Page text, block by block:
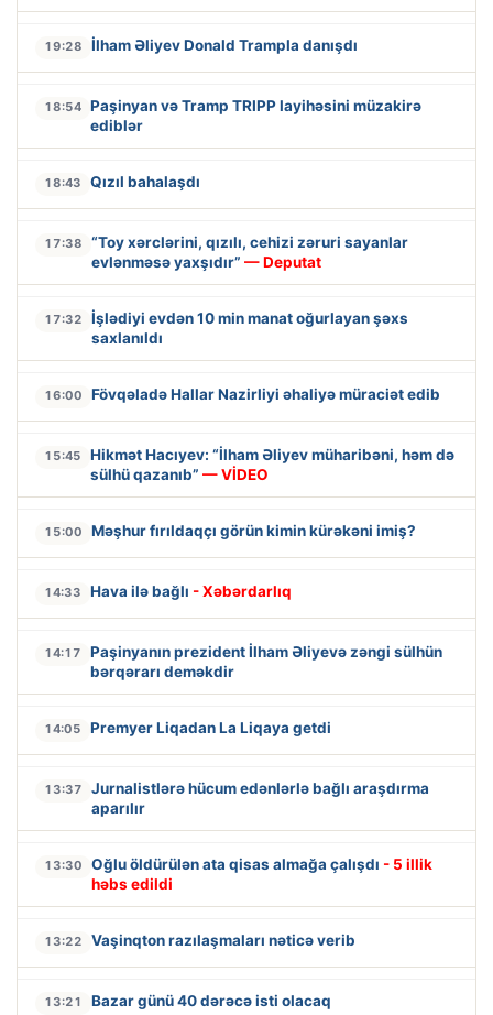
19:28 İlham Əliyev Donald Trampla danışdı
18:54 Paşinyan və Tramp TRIPP layihəsini müzakirə
ediblər
18:43 Qızıl bahalaşdı
17:38
“Toy xərclərini, qızılı, cehizi zəruri sayanlar
evlənməsə yaxşıdır” — Deputat
17:32
İşlədiyi evdən 10 min manat oğurlayan şəxs
saxlanıldı
16:00 Fövqəladə Hallar Nazirliyi əhaliyə müraciət edib
15:45
Hikmət Hacıyev: “İlham Əliyev müharibəni, həm də
sülhü qazanıb” — VİDEO
15:00 Məşhur fırıldaqçı görün kimin kürəkəni imiş?
14:33 Hava ilə bağlı - Xəbərdarlıq
14:17
Paşinyanın prezident İlham Əliyevə zəngi sülhün
bərqərarı deməkdir
14:05 Premyer Liqadan La Liqaya getdi
13:37
Jurnalistlərə hücum edənlərlə bağlı araşdırma
aparılır
13:30 Oğlu öldürülən ata qisas almağa çalışdı - 5 illik
həbs edildi
13:22 Vaşinqton razılaşmaları nəticə verib
13:21 Bazar günü 40 dərəcə isti olacaq